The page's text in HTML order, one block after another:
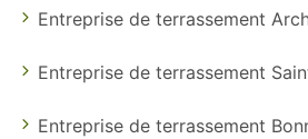
Entreprise de terrassement
Entreprise de terrassement
Entreprise de terrassement